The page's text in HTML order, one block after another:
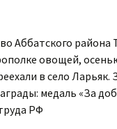
Аббатского района
овощей,
в село
медаль «За
РФ